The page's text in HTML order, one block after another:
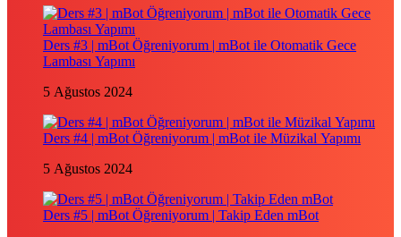
Ders #3 | mBot Öğreniyorum | mBot ile Otomatik Gece
Lambası Yapımı
5 Ağustos 2024
Ders #4 | mBot Öğreniyorum | mBot ile Müzikal Yapımı
5 Ağustos 2024
Ders #5 | mBot Öğreniyorum | Takip Eden mBot